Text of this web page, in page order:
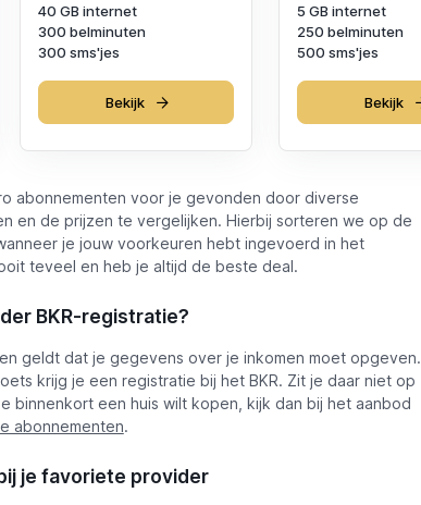
40 GB internet
300 belminuten
300 sms'jes
Bekijk
5 GB internet
250 belminuten
500 sms'jes
Bekijk
abonnementen voor je gevonden door diverse
en de prijzen te vergelijken. Hierbij sorteren we op de
je jouw voorkeuren hebt ingevoerd in het
teveel en heb je altijd de beste deal.
BKR-registratie?
geldt dat je gegevens over je inkomen moet opgeven.
krijg je een registratie bij het BKR. Zit je daar niet op
binnenkort een huis wilt kopen, kijk dan bij het aanbod
abonnementen.
je favoriete provider